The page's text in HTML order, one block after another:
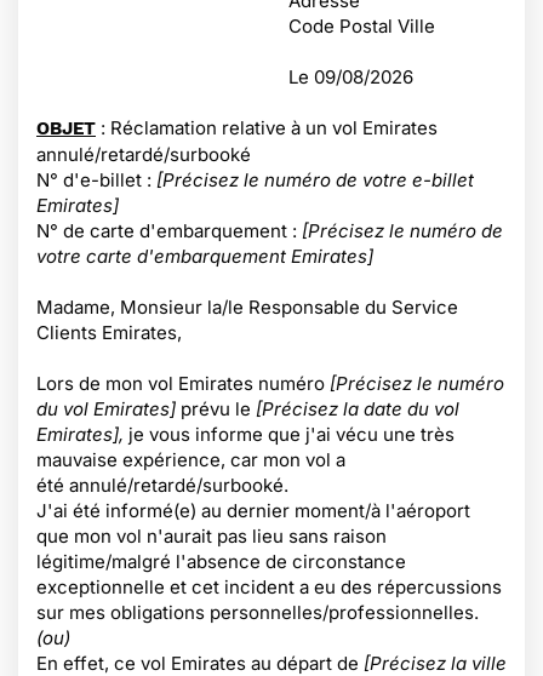
Code Postal Ville
Le 09/08/2026
OBJET : Réclamation relative à un vol Emirates
annulé/retardé/surbooké
N° d'e-billet : [Précisez le numéro de votre e-billet
Emirates]
N° de carte d'embarquement : [Précisez le numéro de
votre carte d'embarquement Emirates]
Madame, Monsieur la/le Responsable du Service
Clients Emirates,
Lors de mon vol Emirates numéro [Précisez le numéro
du vol Emirates] prévu le [Précisez la date du vol
Emirates], je vous informe que j'ai vécu une très
mauvaise expérience, car mon vol a
été annulé/retardé/surbooké.
J'ai été informé(e) au dernier moment/à l'aéroport
que mon vol n'aurait pas lieu sans raison
légitime/malgré l'absence de circonstance
exceptionnelle et cet incident a eu des répercussions
sur mes obligations personnelles/professionnelles.
(ou)
En effet, ce vol Emirates au départ de [Précisez la ville